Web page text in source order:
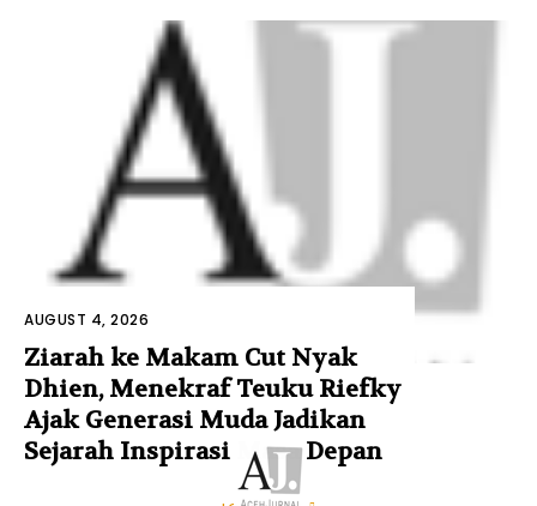
AUGUST 4, 2026
Ziarah ke Makam Cut Nyak
Dhien, Menekraf Teuku Riefky
Ajak Generasi Muda Jadikan
Sejarah Inspirasi Masa Depan